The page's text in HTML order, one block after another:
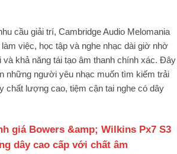
cầu giải trí, Cambridge Audio Melomania
việc, học tập và nghe nhạc dài giờ nhờ
và khả năng tái tạo âm thanh chính xác. Đây
những người yêu nhạc muốn tìm kiếm trải
chất lượng cao, tiệm cận tai nghe có dây
giá Bowers &amp; Wilkins Px7 S3
dây cao cấp với chất âm